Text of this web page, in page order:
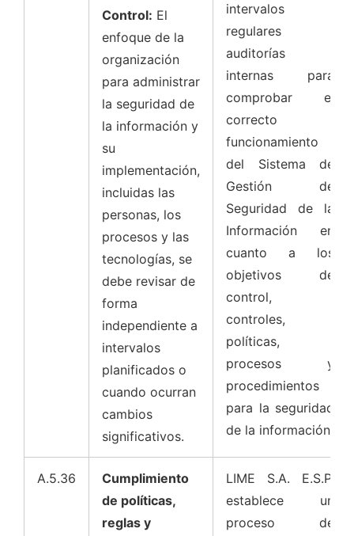
Control: El
enfoque de la
organización
para administrar
la seguridad de
la información y
su
implementación,
incluidas las
personas, los
procesos y las
tecnologías, se
debe revisar de
forma
independiente a
intervalos
planificados o
cuando ocurran
cambios
significativos.
intervalos
regulares
auditorías
internas para
comprobar el
correcto
funcionamiento
del Sistema de
Gestión de
Seguridad de la
Información en
cuanto a los
objetivos de
control,
controles,
políticas,
procesos y
procedimientos
para la seguridad
de la información.
A.5.36
Cumplimiento
de políticas,
reglas y
LIME S.A. E.S.P.
establece un
proceso de